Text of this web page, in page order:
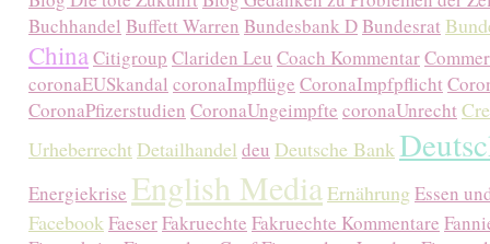
Buchhandel Buffett Warren Bundesbank DBundesrat
ChinaCitigroup Clariden Leu Coach Kommentar
coronaEUSkandal coronaImpflüge CoronaImpfpflicht
CoronaPfizerstudien CoronaUngeimpfte coronaUnrecht
Urheberrecht Detailhandel deu Deutsche Bank
Energiekrise English MediaErnährungEssen
Facebook FaeserFakruechte Fakruechte Kommentare